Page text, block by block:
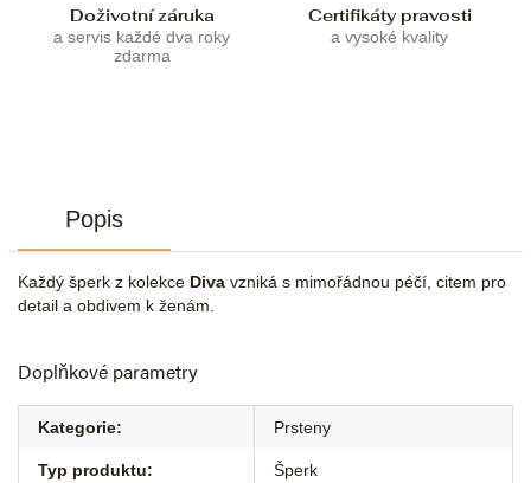
Doživotní záruka
a servis každé dva roky
zdarma
Certifikáty pravosti
a vysoké kvality
Popis
Každý šperk z kolekce Diva vzniká s mimořádnou péčí, citem pro
detail a obdivem k ženám.
Doplňkové parametry
Kategorie: Prsteny
Typ produktu: Šperk